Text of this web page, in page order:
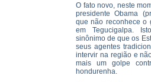
O fato novo, neste
presidente Obama
que não reconhece o
em Tegucigalpa.
sinônimo de que os
seus agentes
intervir na região e
mais um golpe
hondurenha.